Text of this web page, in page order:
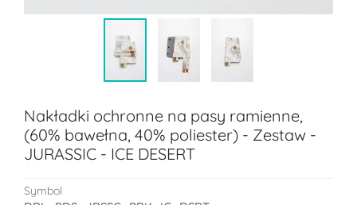
Nakładki ochronne na pasy ramienne,
(60% bawełna, 40% poliester) - Zestaw -
JURASSIC - ICE DESERT
Symbol